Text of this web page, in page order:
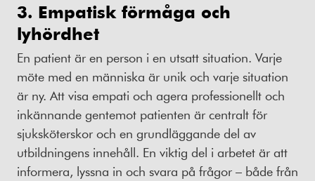
3. Empatisk förmåga och
lyhördhet
En patient är en person i en utsatt situation. Varje
möte med en människa är unik och varje situation
är ny. Att visa empati och agera professionellt och
inkännande gentemot patienten är centralt för
sjuksköterskor och en grundläggande del av
utbildningens innehåll. En viktig del i arbetet är att
informera, lyssna in och svara på frågor – både från